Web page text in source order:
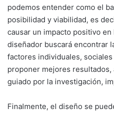
podemos entender como el
posibilidad y viabilidad, es
causar un impacto positivo en
diseñador buscará encontrar
factores individuales,
proponer mejores resultados,
guiado por la investigación,
Finalmente, el diseño se